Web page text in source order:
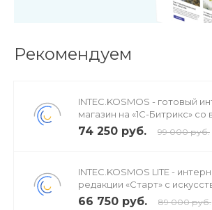
Рекомендуем
INTEC.KOSMOS - готовый
магазин на «1С-Битрикс»
искусственным интеллектом
74 250 руб. 99 000 руб.
INTEC.KOSMOS LITE -
редакции «Старт» с
интеллектом
66 750 руб. 89 000 руб.